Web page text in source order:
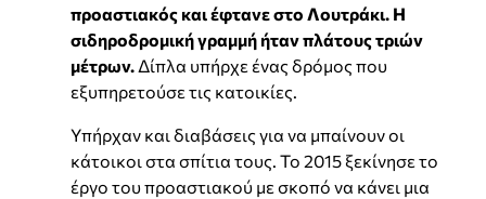
προαστιακός και έφτανε στο Λουτράκι. Η
σιδηροδρομική γραμμή ήταν πλάτους τριών
μέτρων. Δίπλα υπήρχε ένας δρόμος που
εξυπηρετούσε τις κατοικίες.
Υπήρχαν και διαβάσεις για να μπαίνουν οι
κάτοικοι στα σπίτια τους. Το 2015 ξεκίνησε το
έργο του προαστιακού με σκοπό να κάνει μια